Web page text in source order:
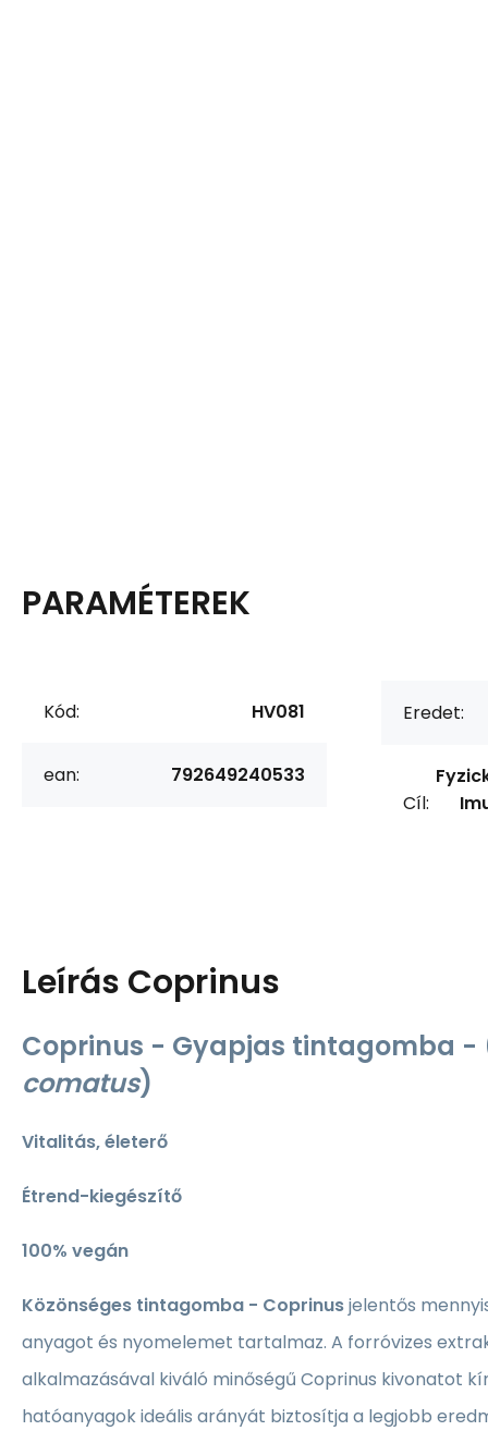
PARAMÉTEREK
Kód: HV081
ean: 792649240533
Eredet:
Cíl:
Leírás Coprinus
Coprinus - Gyapjas tintagomba -
comatus)
Vitalitás, életerő
Étrend-kiegészítő
100% vegán
Közönséges tintagomba - Coprinusjelentős
anyagot és nyomelemet tartalmaz. A forróvizes
alkalmazásával kiváló minőségű Coprinus kivonatot
hatóanyagok ideális arányát biztosítja a legjobb